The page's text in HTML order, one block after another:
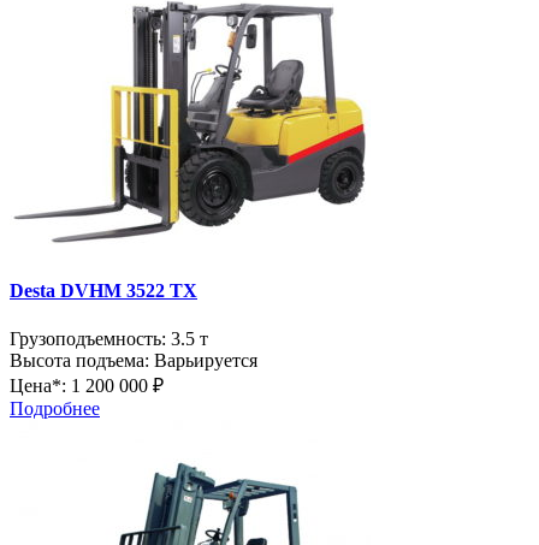
Desta DVHM 3522 TX
Грузоподъемность: 3.5 т
Высота подъема: Варьируется
Цена*: 1 200 000 ₽
Подробнее